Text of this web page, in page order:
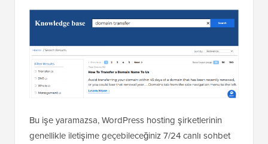
Bu işe yaramazsa, WordPress hosting şirketlerinin
genellikle iletişime geçebileceğiniz 7/24 canlı sohbet